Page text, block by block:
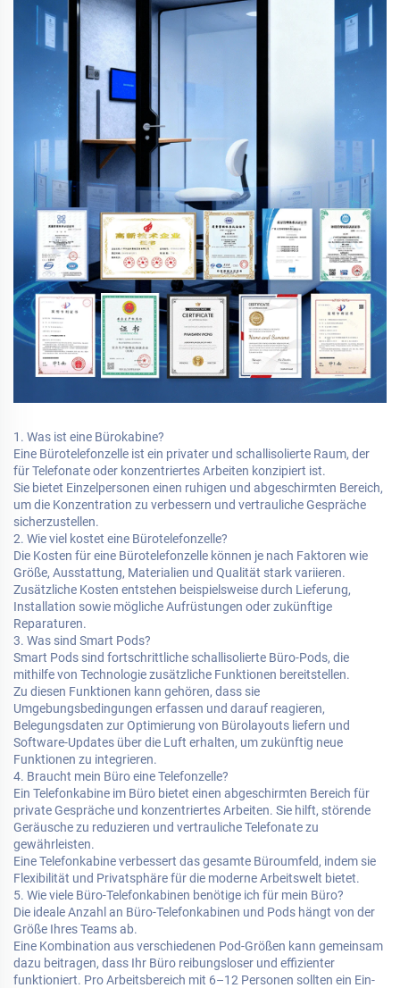
1. Was ist eine Bürokabine?
Eine Bürotelefonzelle ist ein privater und schallisolierte Raum, der
für Telefonate oder konzentriertes Arbeiten konzipiert ist.
Sie bietet Einzelpersonen einen ruhigen und abgeschirmten Bereich,
um die Konzentration zu verbessern und vertrauliche Gespräche
sicherzustellen.
2. Wie viel kostet eine Bürotelefonzelle?
Die Kosten für eine Bürotelefonzelle können je nach Faktoren wie
Größe, Ausstattung, Materialien und Qualität stark variieren.
Zusätzliche Kosten entstehen beispielsweise durch Lieferung,
Installation sowie mögliche Aufrüstungen oder zukünftige
Reparaturen.
3. Was sind Smart Pods?
Smart Pods sind fortschrittliche schallisolierte Büro-Pods, die
mithilfe von Technologie zusätzliche Funktionen bereitstellen.
Zu diesen Funktionen kann gehören, dass sie
Umgebungsbedingungen erfassen und darauf reagieren,
Belegungsdaten zur Optimierung von Bürolayouts liefern und
Software-Updates über die Luft erhalten, um zukünftig neue
Funktionen zu integrieren.
4. Braucht mein Büro eine Telefonzelle?
Ein Telefonkabine im Büro bietet einen abgeschirmten Bereich für
private Gespräche und konzentriertes Arbeiten. Sie hilft, störende
Geräusche zu reduzieren und vertrauliche Telefonate zu
gewährleisten.
Eine Telefonkabine verbessert das gesamte Büroumfeld, indem sie
Flexibilität und Privatsphäre für die moderne Arbeitswelt bietet.
5. Wie viele Büro-Telefonkabinen benötige ich für mein Büro?
Die ideale Anzahl an Büro-Telefonkabinen und Pods hängt von der
Größe Ihres Teams ab.
Eine Kombination aus verschiedenen Pod-Größen kann gemeinsam
dazu beitragen, dass Ihr Büro reibungsloser und effizienter
funktioniert. Pro Arbeitsbereich mit 6–12 Personen sollten ein Ein-